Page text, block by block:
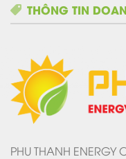
THÔNG TIN
PHU THANH